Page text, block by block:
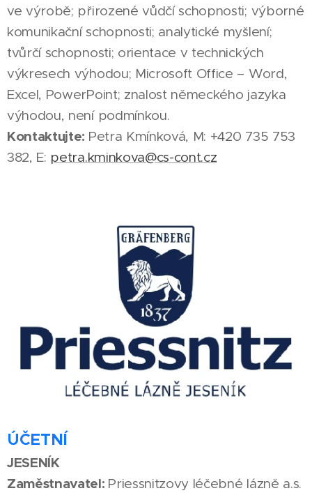
ve výrobě; přirozené vůdčí schopnosti; výborné
komunikační schopnosti; analytické myšlení;
tvůrčí schopnosti; orientace v technických
výkresech výhodou; Microsoft Office – Word,
Excel, PowerPoint; znalost německého jazyka
výhodou, není podmínkou.
Kontaktujte: Petra Kmínková, M: +420 735 753
382, E: petra.kminkova@cs-cont.cz
ÚČETNÍ
JESENÍK
Zaměstnavatel: Priessnitzovy léčebné lázně a.s.